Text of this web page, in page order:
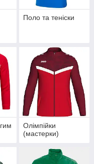
Поло та теніски
Олімпійки
(мастерки)